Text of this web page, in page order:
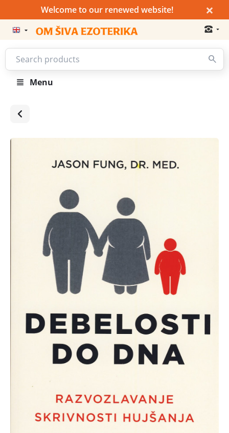
Welcome to our renewed website! ×
Menu